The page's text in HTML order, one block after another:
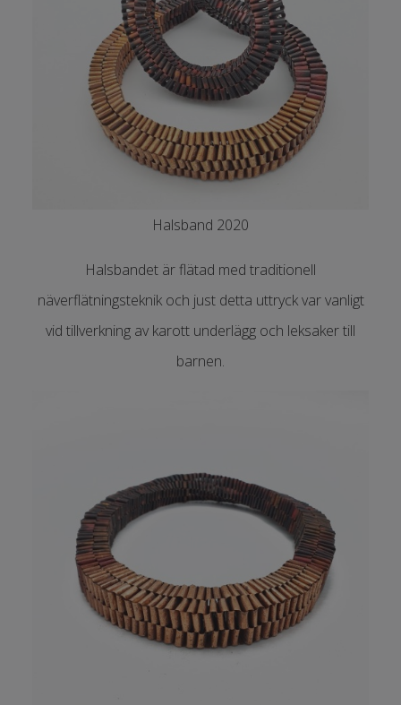
Halsband 2020
Halsbandet är flätad med traditionell
näverflätningsteknik och just detta uttryck var vanligt
vid tillverkning av karott underlägg och leksaker till
barnen.